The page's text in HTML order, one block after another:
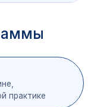
40
40
практике